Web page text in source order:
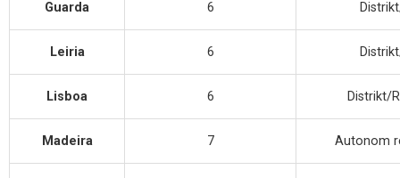
Guarda 6
Leiria 6
Lisboa 6 Distrikt/
Madeira 7 Autonom